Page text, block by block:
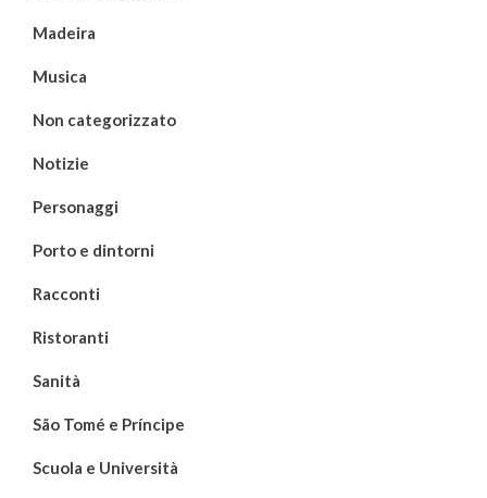
Madeira
Musica
Non categorizzato
Notizie
Personaggi
Porto e dintorni
Racconti
Ristoranti
Sanità
São Tomé e Príncipe
Scuola e Università